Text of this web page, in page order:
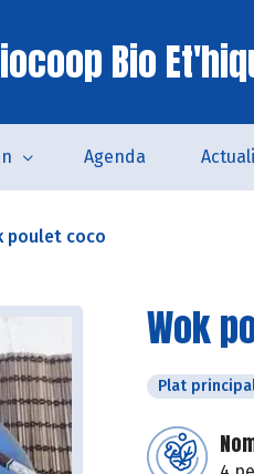
Bio
Agenda
poulet coco
Wok
Plat